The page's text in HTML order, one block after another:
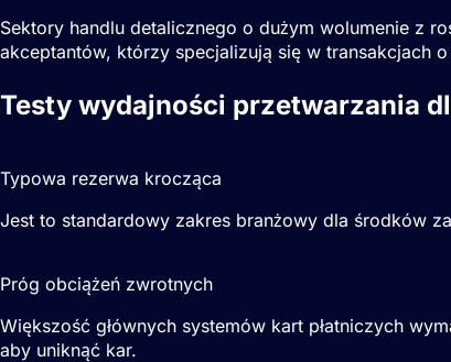
Sektory handlu detalicznego o dużym wolumenie z
akceptantów, którzy specjalizują się w transakcjach
Testy wydajności przetwarzania
Typowa rezerwa krocząca
Jest to standardowy zakres branżowy dla środków
Próg obciążeń zwrotnych
Większość głównych systemów kart płatniczych
aby uniknąć kar.